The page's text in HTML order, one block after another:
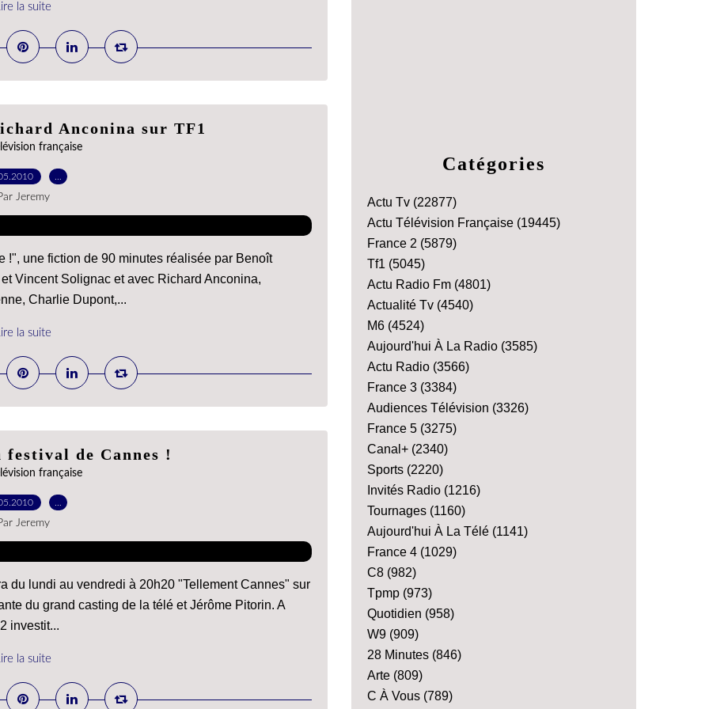
la suite
Anconina sur TF1
française
Jeremy
!", une fiction de 90 minutes réalisée par Benoît
Vincent Solignac et avec Richard Anconina,
Charlie Dupont,...
la suite
festival de Cannes !
française
Jeremy
du lundi au vendredi à 20h20 "Tellement Cannes" sur
du grand casting de la télé et Jérôme Pitorin. A
investit...
la suite
Catégories
Actu Tv (22877)
Actu Télévision Française (19445)
France 2 (5879)
Tf1 (5045)
Actu Radio Fm (4801)
Actualité Tv (4540)
M6 (4524)
Aujourd'hui À La Radio (3585)
Actu Radio (3566)
France 3 (3384)
Audiences Télévision (3326)
France 5 (3275)
Canal+ (2340)
Sports (2220)
Invités Radio (1216)
Tournages (1160)
Aujourd'hui À La Télé (1141)
France 4 (1029)
C8 (982)
Tpmp (973)
Quotidien (958)
W9 (909)
28 Minutes (846)
Arte (809)
C À Vous (789)